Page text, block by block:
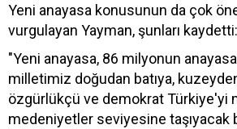
Yeni anayasa konusunun da çok
vurgulayan Yayman, şunları kaydetti:
"Yeni anayasa, 86 milyonun
milletimiz doğudan batıya,
özgürlükçü ve demokrat Türkiye'yi
medeniyetler seviyesine taşıyacak